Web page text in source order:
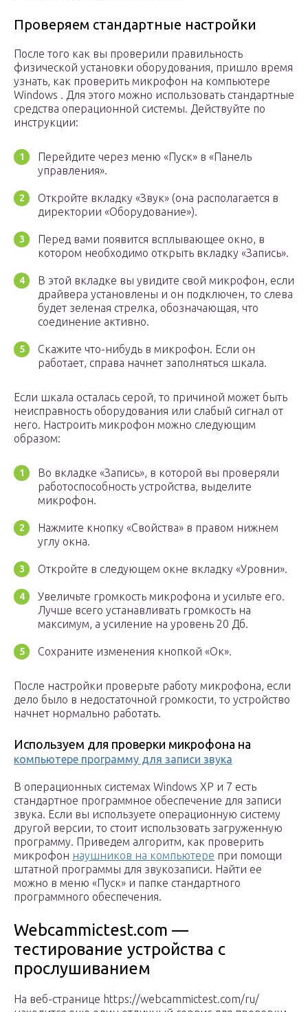
Проверяем стандартные настройки
После того как вы проверили правильность
физической установки оборудования, пришло время
узнать, как проверить микрофон на компьютере
Windows . Для этого можно использовать стандартные
средства операционной системы. Действуйте по
инструкции:
Перейдите через меню «Пуск» в «Панель
управления».
Откройте вкладку «Звук» (она располагается в
директории «Оборудование»).
Перед вами появится всплывающее окно, в
котором необходимо открыть вкладку «Запись».
В этой вкладке вы увидите свой микрофон, если
драйвера установлены и он подключен, то слева
будет зеленая стрелка, обозначающая, что
соединение активно.
Скажите что-нибудь в микрофон. Если он
работает, справа начнет заполняться шкала.
Если шкала осталась серой, то причиной может быть
неисправность оборудования или слабый сигнал от
него. Настроить микрофон можно следующим
образом:
Во вкладке «Запись», в которой вы проверяли
работоспособность устройства, выделите
микрофон.
Нажмите кнопку «Свойства» в правом нижнем
углу окна.
Откройте в следующем окне вкладку «Уровни».
Увеличьте громкость микрофона и усильте его.
Лучше всего устанавливать громкость на
максимум, а усиление на уровень 20 Дб.
Сохраните изменения кнопкой «Ок».
После настройки проверьте работу микрофона, если
дело было в недостаточной громкости, то устройство
начнет нормально работать.
Используем для проверки микрофона на
компьютере программу для записи звука
В операционных системах Windows XP и 7 есть
стандартное программное обеспечение для записи
звука. Если вы используете операционную систему
другой версии, то стоит использовать загруженную
программу. Приведем алгоритм, как проверить
микрофон наушников на компьютере при помощи
штатной программы для звукозаписи. Найти ее
можно в меню «Пуск» и папке стандартного
программного обеспечения.
Webcammictest.com —
тестирование устройства с
прослушиванием
На веб-странице https://webcammictest.com/ru/